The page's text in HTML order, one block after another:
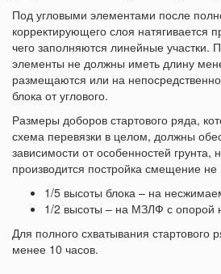
Под угловыми элементами после
корректирующего слоя натягивается
чего заполняются линейные участки.
элементы не должны иметь длину
размещаются или на
блока от углового.
Размеры доборов стартового ряда,
схема перевязки в целом, должны
зависимости от особенностей грунта,
производится постройка смещение
1/5 высоты блока – на
1/2 высоты – на МЗЛФ с опорой
Для полного схватывания стартового
менее 10 часов.